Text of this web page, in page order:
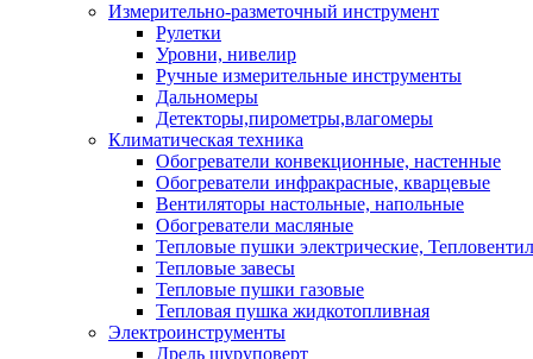
Измерительно-разметочный инструмент
Рулетки
Уровни, нивелир
Ручные измерительные инструменты
Дальномеры
Детекторы,пирометры,влагомеры
Климатическая техника
Обогреватели конвекционные, настенные
Обогреватели инфракрасные, кварцевые
Вентиляторы настольные, напольные
Обогреватели масляные
Тепловые пушки электрические,
Тепловые завесы
Тепловые пушки газовые
Тепловая пушка жидкотопливная
Электроинструменты
Дрель шуруповерт